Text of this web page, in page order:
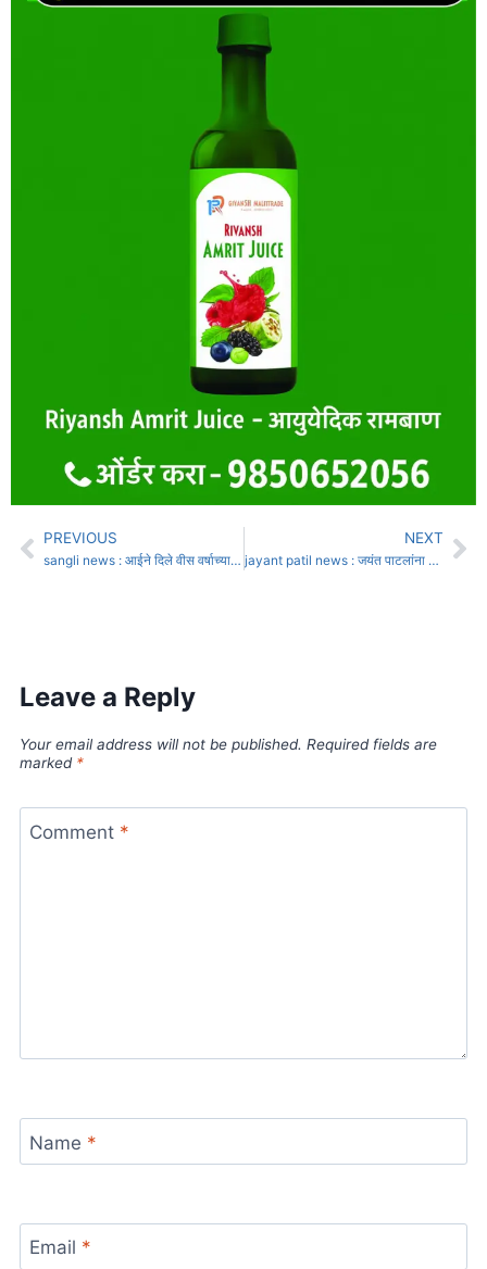
PREVIOUS
sangli news : आईने दिले वीस वर्षाच्या मुलाला यकृत
NEXT
jayant patil news : जयंत पाटलांना घेरण्यासाठी सर्व जिल्हाध्यक्ष वाळवा तालुक्यात
Leave a Reply
Your email address will not be published. Required fields are
marked *
Comment *
Name *
Email *